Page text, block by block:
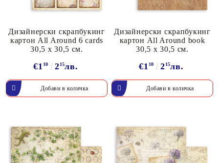
Дизайнерски скрапбукинг
картон All Around 6 cards
30,5 х 30,5 см.
€1 10 215лв.
Дизайнерски скрапбукинг
картон All Around book
30,5 х 30,5 см.
€1 10 215лв.